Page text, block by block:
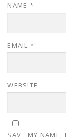
NAME *
EMAIL *
WEBSITE
SAVE MY NAME,